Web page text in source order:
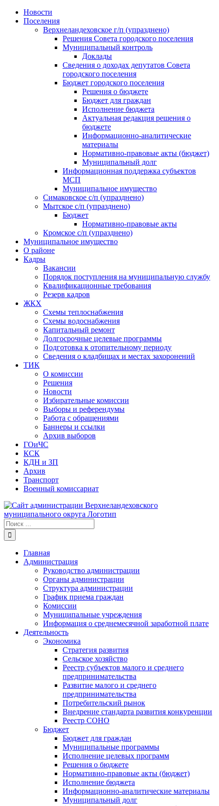
Skip
Новости
Поселения
Верхнеландеховское г/п (упразднено)
Решения Совета городского поселения
Муниципальный контроль
Доклады
Сведения о доходах депутатов Совета
городского поселения
Бюджет городского поселения
Решения о бюджете
Бюджет для граждан
Исполнение бюджета
Актуальная редакция решения о
бюджете
Информационно-аналитические
материалы
Нормативно-правовые акты (бюджет)
Муниципальный долг
Информационная поддержка субъектов
МСП
Муниципальное имущество
Симаковское с/п (упразднено)
Мытское с/п (упразднено)
Бюджет
Нормативно-правовые акты
Кромское с/п (упразднено)
Муниципальное имущество
О районе
Кадры
Вакансии
Порядок поступления на муниципальную службу
Квалификационные требования
Резерв кадров
ЖКХ
Схемы теплоснабжения
Схемы водоснабжения
Капитальный ремонт
Долгосрочные целевые программы
Подготовка к отопительному периоду
Сведения о кладбищах и местах захоронений
ТИК
О комиссии
Решения
Новости
Избирательные комиссии
Выборы и референдумы
Работа с обращениями
Баннеры и ссылки
Архив выборов
ГОиЧС
КСК
КДН и ЗП
Архив
Транспорт
Военный комиссариат
Результат
поиска:
Главная
Администрация
Руководство администрации
Органы администрации
Структура администрации
График приема граждан
Комиссии
Муниципальные учреждения
Информация о среднемесячной заработной плате
Деятельность
Экономика
Стратегия развития
Сельское хозяйство
Реестр субъектов малого и среднего
предпринимательства
Развитие малого и среднего
предпринимательства
Потребительский рынок
Внедрение стандарта развития конкуренции
Реестр СОНО
Бюджет
Бюджет для граждан
Муниципальные программы
Исполнение целевых программ
Решения о бюджете
Нормативно-правовые акты (бюджет)
Исполнение бюджета
Информационно-аналитические материалы
Муниципальный долг